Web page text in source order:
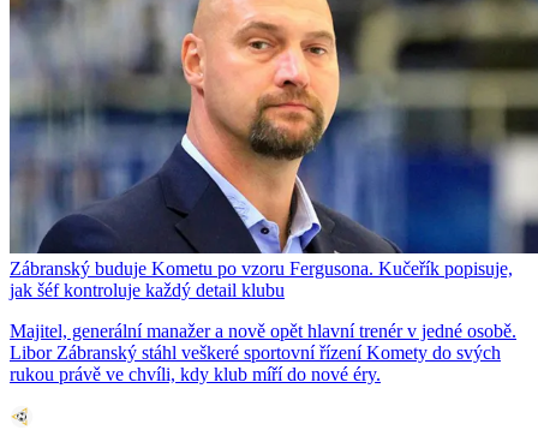
Zábranský buduje Kometu po vzoru Fergusona. Kučeřík popisuje,
jak šéf kontroluje každý detail klubu
Majitel, generální manažer a nově opět hlavní trenér v jedné osobě.
Libor Zábranský stáhl veškeré sportovní řízení Komety do svých
rukou právě ve chvíli, kdy klub míří do nové éry.